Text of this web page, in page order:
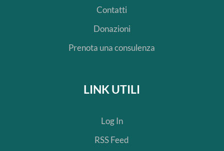
Contatti
Donazioni
Prenota una consulenza
LINK UTILI
Log In
RSS Feed